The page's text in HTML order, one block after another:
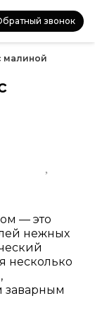
звонок
малиной
— это
нежных
несколько
заварным